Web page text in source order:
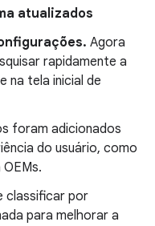
atualizados
Agora
rapidamente a
na tela inicial de
foram adicionados
do usuário, como
classificar por
para melhorar a